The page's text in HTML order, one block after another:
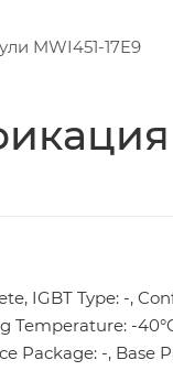
MWI451-17E9
IGBT Type: -,
-
Package: -, Base